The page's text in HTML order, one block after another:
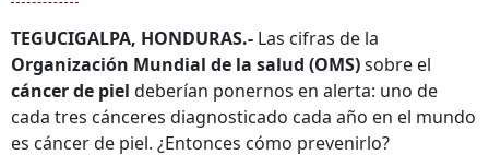
TEGUCIGALPA, HONDURAS.- Las cifras de la
Organización Mundial de la salud (OMS)sobre el
cáncer de piel deberían ponernos en alerta: uno de
cada tres cánceres diagnosticado cada año en el mundo
es cáncer de piel. ¿Entonces cómo prevenirlo?